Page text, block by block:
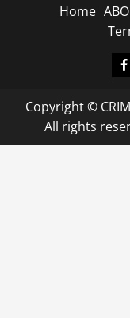
Home
Copyright ©
All rights